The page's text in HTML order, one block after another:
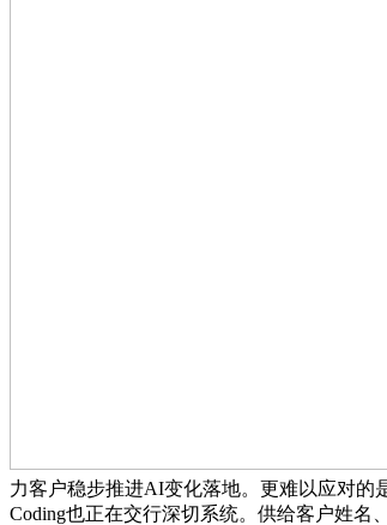
力客户稳步推进AI变化落地。更难以应对的
Coding也正在交行深切系统。供给客户姓